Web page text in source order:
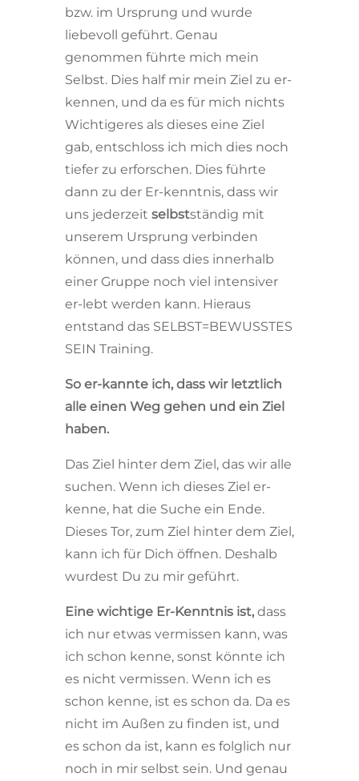
bzw. im Ursprung und wurde
liebevoll geführt. Genau
genommen führte mich mein
Selbst. Dies half mir mein Ziel zu er-
kennen, und da es für mich nichts
Wichtigeres als dieses eine Ziel
gab, entschloss ich mich dies noch
tiefer zu erforschen. Dies führte
dann zu der Er-kenntnis, dass wir
uns jederzeit selbstständig mit
unserem Ursprung verbinden
können, und dass dies innerhalb
einer Gruppe noch viel intensiver
er-lebt werden kann. Hieraus
entstand das SELBST=BEWUSSTES
SEIN Training.
So er-kannte ich, dass wir letztlich
alle einen Weg gehen und ein Ziel
haben.
Das Ziel hinter dem Ziel, das wir alle
suchen. Wenn ich dieses Ziel er-
kenne, hat die Suche ein Ende.
Dieses Tor, zum Ziel hinter dem Ziel,
kann ich für Dich öffnen. Deshalb
wurdest Du zu mir geführt.
Eine wichtige Er-Kenntnis ist,dass
ich nur etwas vermissen kann, was
ich schon kenne, sonst könnte ich
es nicht vermissen. Wenn ich es
schon kenne, ist es schon da. Da es
nicht im Außen zu finden ist, und
es schon da ist, kann es folglich nur
noch in mir selbst sein. Und genau